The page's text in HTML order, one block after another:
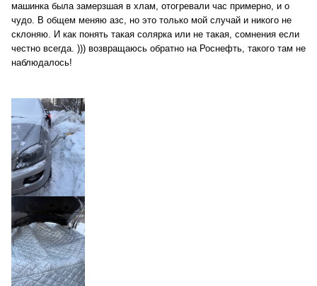
машинка была замерзшая в хлам, отогревали час примерно, и о
чудо. В общем меняю азс, но это только мой случай и никого не
склоняю. И как понять такая солярка или не такая, сомнения если
честно всегда. ))) возвращаюсь обратно на Роснефть, такого там не
наблюдалось!